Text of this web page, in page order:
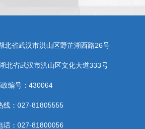
北省武汉市洪山区野芷湖西路26号
湖北省武汉市洪山区文化大道333号
政编号：430064
线：027-81805555
话：027-81800056